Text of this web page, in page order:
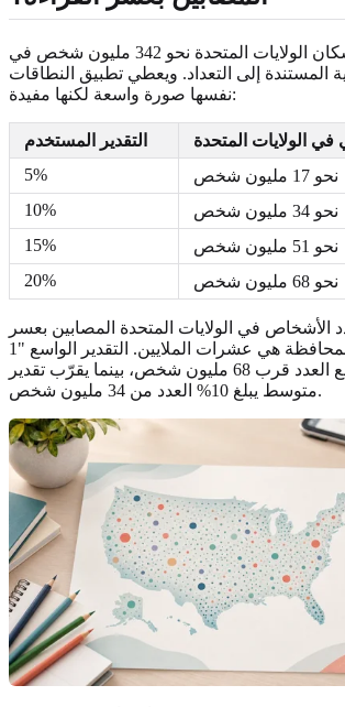
يبلغ عدد سكان الولايات المتحدة نحو 342 مليون شخص في
المستندة إلى التعداد. ويعطي تطبيق النطاقات
نفسها صورة واسعة لكنها مفيدة:
التقدير المستخدم
في الولايات المتحدة
5%
نحو 17 مليون شخص
10%
نحو 34 مليون شخص
15%
نحو 51 مليون شخص
20%
نحو 68 مليون شخص
الأشخاص في الولايات المتحدة المصابين بعسر
القراءة؟ الإجابة المحافظة هي عشرات الملايين. التقدير الواسع "1
من كل 5" يضع العدد قرب 68 مليون شخص، بينما يقرّب تقدير
متوسط يبلغ 10% العدد من 34 مليون شخص.